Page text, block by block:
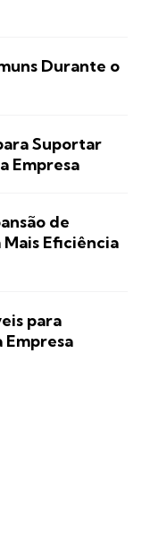
Durante o
Suportar
Empresa
de
Eficiência
para